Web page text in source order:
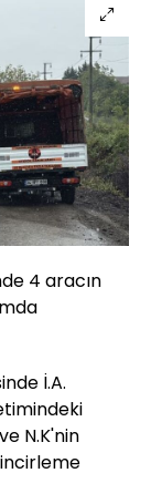
4 aracın
İ.A.
N.K'nin